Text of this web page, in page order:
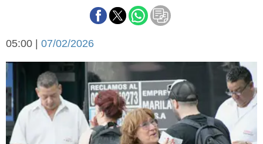
Aplausos
Cines
Economía y campo
Espacio empresas
Sociedad y tiempo
libre
Sociedad
Tecnología
Turismo
Salud
05:00 | 07/02/2026